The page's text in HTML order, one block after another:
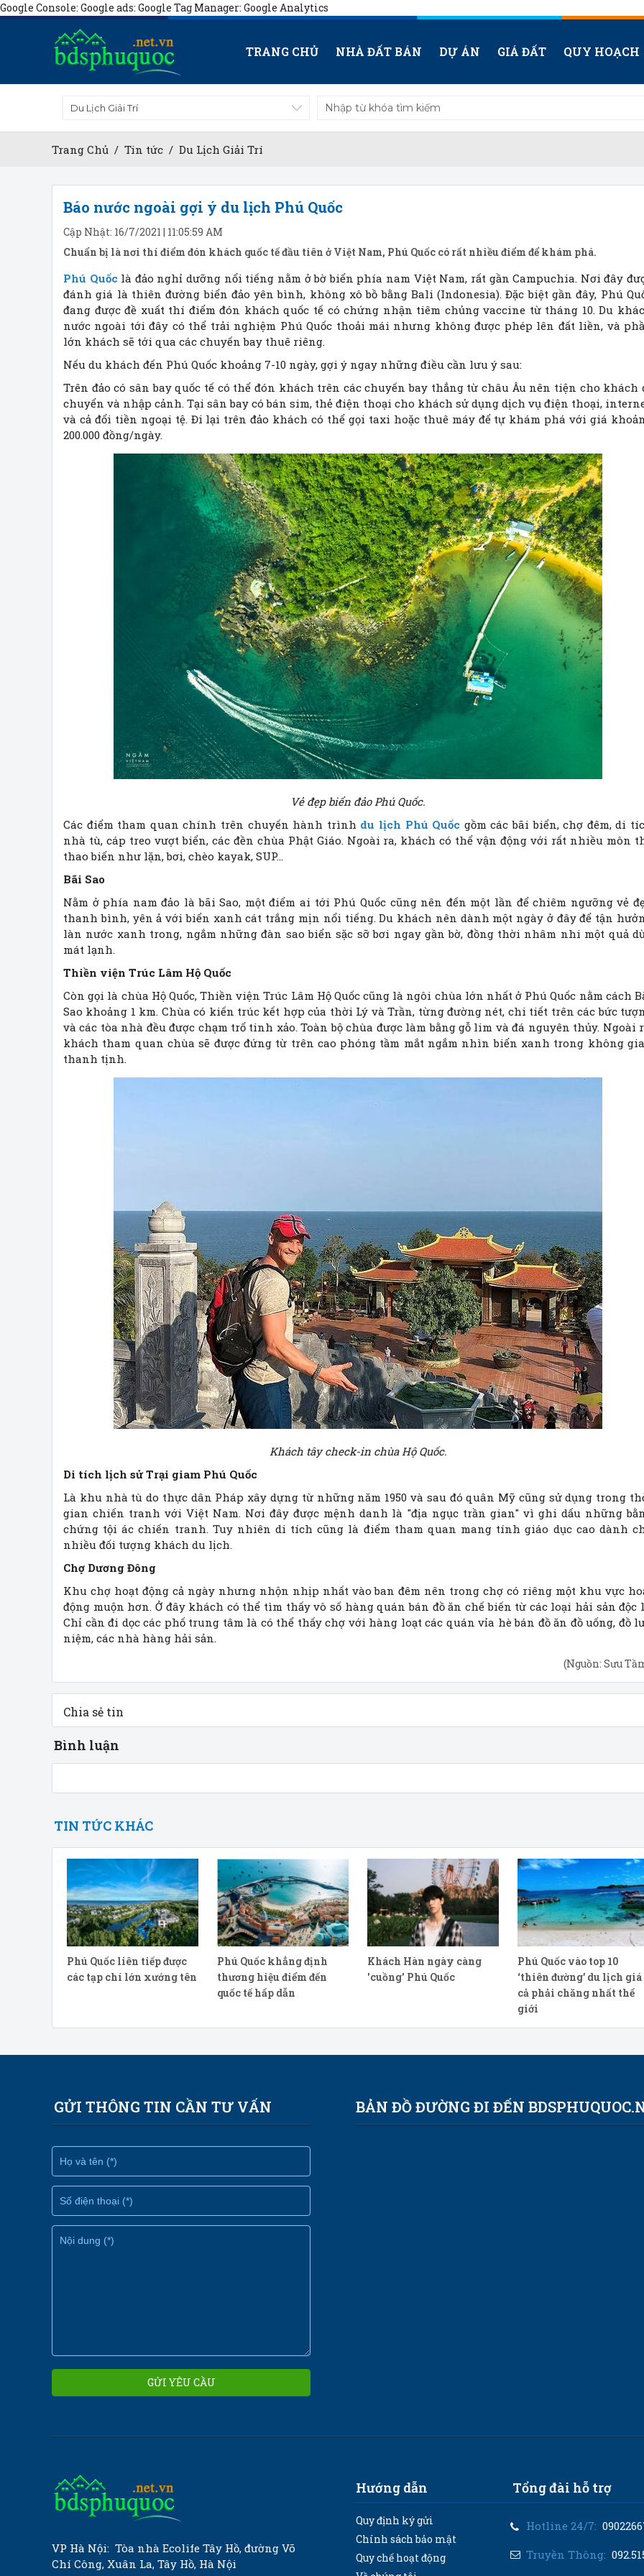
Google Console: Google ads: Google Tag Manager: Google Analytics
TRANG CHỦ NHÀ ĐẤT BÁN DỰ ÁN GIÁ ĐẤT QUY HOẠCH
Du Lịch Giải Trí
Trang Chủ / Tin tức / Du Lịch Giải Trí
Báo nước ngoài gợi ý du lịch Phú Quốc
Cập Nhật: 16/7/2021 | 11:05:59 AM
Chuẩn bị là nơi thí điểm đón khách quốc tế đầu tiên ở Việt Nam, Phú Quốc có rất nhiều điểm để khám phá.
Phú Quốc là đảo nghỉ dưỡng nổi tiếng nằm ở bờ biển phía nam Việt Nam, rất gần Campuchia. Nơi đây
đánh giá là thiên đường biển đảo yên bình, không xô bồ bằng Bali (Indonesia). Đặc biệt gần đây, Phú
đang được đề xuất thí điểm đón khách quốc tế có chứng nhận tiêm chủng vaccine từ tháng 10. Du
nước ngoài tới đây có thể trải nghiệm Phú Quốc thoải mái nhưng không được phép lên đất liền, và
lớn khách sẽ tới qua các chuyến bay thuê riêng.
Nếu du khách đến Phú Quốc khoảng 7-10 ngày, gợi ý ngay những điều cần lưu ý sau:
Trên đảo có sân bay quốc tế có thể đón khách trên các chuyến bay thẳng từ châu Âu nên tiện cho khách
chuyển và nhập cảnh. Tại sân bay có bán sim, thẻ điện thoại cho khách sử dụng dịch vụ điện thoại,
và cả đổi tiền ngoại tệ. Đi lại trên đảo khách có thể gọi taxi hoặc thuê máy để tự khám phá với giá
200.000 đồng/ngày.
Vẻ đẹp biển đảo Phú Quốc.
Các điểm tham quan chính trên chuyến hành trình du lịch Phú Quốc gồm các bãi biển, chợ đêm, di
nhà tù, cáp treo vượt biển, các đền chùa Phật Giáo. Ngoài ra, khách có thể vận động với rất nhiều môn
thao biển như lặn, bơi, chèo kayak, SUP...
Bãi Sao
Nằm ở phía nam đảo là bãi Sao, một điểm ai tới Phú Quốc cũng nên đến một lần để chiêm ngưỡng vẻ
thanh bình, yên ả với biển xanh cát trắng mịn nổi tiếng. Du khách nên dành một ngày ở đây để tận
làn nước xanh trong, ngắm những đàn sao biển sặc sỡ bơi ngay gần bờ, đồng thời nhâm nhi một quả
mát lạnh.
Thiền viện Trúc Lâm Hộ Quốc
Còn gọi là chùa Hộ Quốc, Thiền viện Trúc Lâm Hộ Quốc cũng là ngôi chùa lớn nhất ở Phú Quốc nằm cách
Sao khoảng 1 km. Chùa có kiến trúc kết hợp của thời Lý và Trần, từng đường nét, chi tiết trên các bức
và các tòa nhà đều được chạm trổ tinh xảo. Toàn bộ chùa được làm bằng gỗ lim và đá nguyên thủy. Ngoài
khách tham quan chùa sẽ được đứng từ trên cao phóng tầm mắt ngắm nhìn biển xanh trong không
thanh tịnh.
Khách tây check-in chùa Hộ Quốc.
Di tích lịch sử Trại giam Phú Quốc
Là khu nhà tù do thực dân Pháp xây dựng từ những năm 1950 và sau đó quân Mỹ cũng sử dụng trong
gian chiến tranh với Việt Nam. Nơi đây được mệnh danh là "địa ngục trần gian" vì ghi dấu những
chứng tội ác chiến tranh. Tuy nhiên di tích cũng là điểm tham quan mang tính giáo dục cao dành
nhiều đối tượng khách du lịch.
Chợ Dương Đông
Khu chợ hoạt động cả ngày nhưng nhộn nhịp nhất vào ban đêm nên trong chợ có riêng một khu vực
động muộn hơn. Ở đây khách có thể tìm thấy vô số hàng quán bán đồ ăn chế biến từ các loại hải sản độc
Chỉ cần đi dọc các phố trung tâm là có thể thấy chợ với hàng loạt các quán vỉa hè bán đồ ăn đồ uống, đồ
niệm, các nhà hàng hải sản.
(Nguồn: Sưu
Chia sẻ tin
Bình luận
TIN TỨC KHÁC
Phú Quốc liên tiếp được
các tạp chí lớn xướng tên
Phú Quốc khẳng định
thương hiệu điểm đến
quốc tế hấp dẫn
Khách Hàn ngày càng
'cuồng' Phú Quốc
Phú Quốc vào top 10
‘thiên đường’ du lịch giá
cả phải chăng nhất thế
giới
GỬI THÔNG TIN CẦN TƯ VẤN BẢN ĐỒ ĐƯỜNG ĐI ĐẾN
VP Hà Nội: Tòa nhà Ecolife Tây Hồ, đường Võ
Chí Công, Xuân La, Tây Hồ, Hà Nội
Hướng dẫn
Quy định ký gửi
Chính sách bảo mật
Quy chế hoạt động
Tổng đài hỗ trợ
Hotline 24/7:
Truyền Thông: